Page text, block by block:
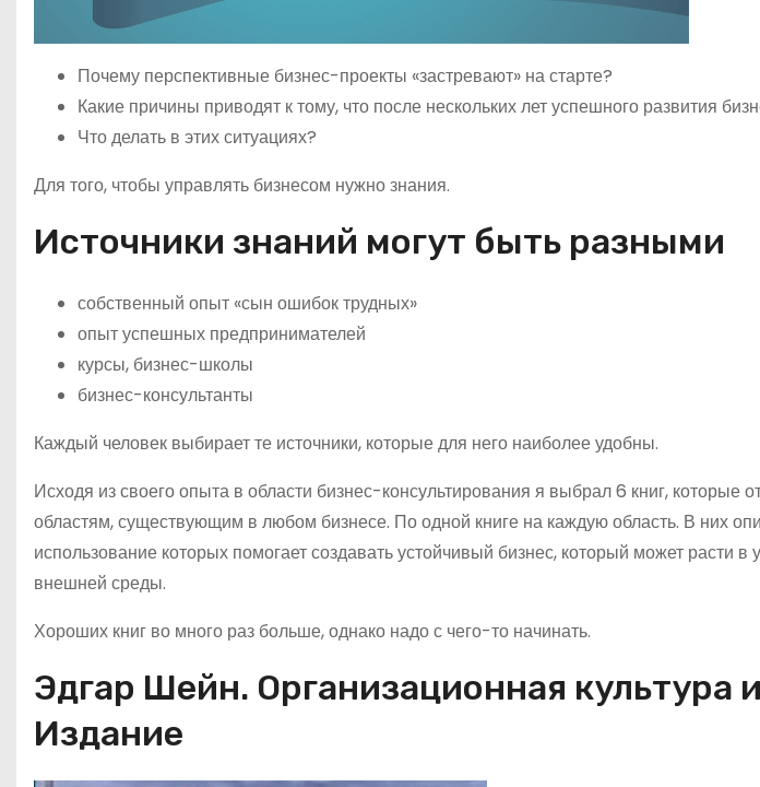
Почему перспективные бизнес-проекты «застревают» на старте?
Какие причины приводят к тому, что после нескольких лет успешного развития
Что делать в этих ситуациях?
Для того, чтобы управлять бизнесом нужно знания.
Источники знаний могут быть разными
собственный опыт «сын ошибок трудных»
опыт успешных предпринимателей
курсы, бизнес-школы
бизнес-консультанты
Каждый человек выбирает те источники, которые для него наиболее удобны.
Исходя из своего опыта в области бизнес-консультирования я выбрал 6 книг, которые
областям, существующим в любом бизнесе. По одной книге на каждую область. В них
использование которых помогает создавать устойчивый бизнес, который может расти
внешней среды.
Хороших книг во много раз больше, однако надо с чего-то начинать.
Эдгар Шейн. Организационная культура
Издание